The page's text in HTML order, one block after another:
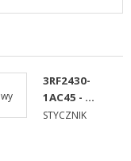
3RF2430-
1AC45 - ...
STYCZNIK